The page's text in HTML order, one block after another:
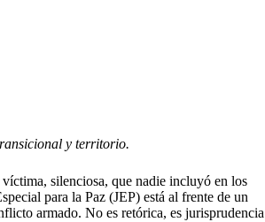
y territorio.
silenciosa, que nadie incluyó en los
para la Paz (JEP) está al frente de un
armado. No es retórica, es jurisprudencia